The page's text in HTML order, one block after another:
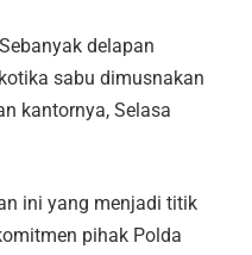
delapan
sabu dimusnakan
kantornya, Selasa
ini yang menjadi titik
pihak Polda